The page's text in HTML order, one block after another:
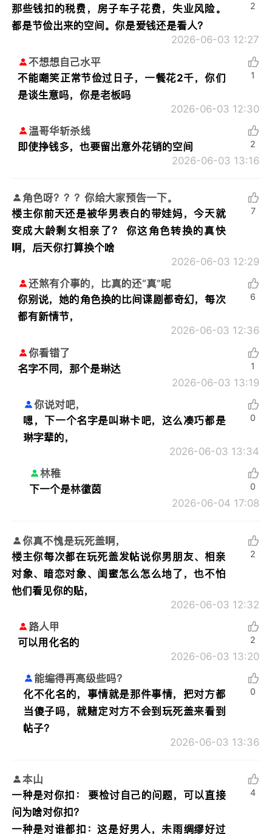
那些钱扣的税费，房子车子花费，失业风险。
都是节俭出来的空间。你是爱钱还是看人？
2026-06-03 12:27
2
不想想自己水平
不能嘲笑正常节俭过日子，一餐花2千，你们
是谈生意吗，你是老板吗
2026-06-03 12:30
1
温哥华斩杀线
即使挣钱多，也要留出意外花销的空间
2026-06-03 13:16
2
角色呀？？？你给大家预告一下。
楼主你前天还是被华男表白的带娃妈，今天就
变成大龄剩女相亲了？ 你这角色转换的真快
啊，后天你打算换个啥
2026-06-03 12:29
7
还煞有介事的，比真的还“真”呢
你别说，她的角色换的比间谍剧都奇幻，每次
都有新情节，
2026-06-03 12:36
6
你看错了
名字不同，那个是琳达
2026-06-03 13:19
1
你说对吧，
嗯，下一个名字是叫琳卡吧，这么凑巧都是
琳字辈的，
2026-06-03 13:34
0
林稚
下一个是林徽茵
2026-06-04 17:08
0
你真不愧是玩死盖啊，
楼主你每次都在玩死盖发帖说你男朋友、相亲
对象、暗恋对象、闺蜜怎么怎么地了，也不怕
他们看见你的贴，
2026-06-03 12:32
2
路人甲
可以用化名的
2026-06-03 13:20
2
能编得再高级些吗？
化不化名的，事情就是那件事情，把对方都
当傻子吗，就赌定对方不会到玩死盖来看到
帖子？
2026-06-03 13:36
0
本山
一种是对你扣： 要检讨自己的问题，可以直接
问为啥对你扣？
一种是对谁都扣：这是好男人，未雨绸缪好过
4